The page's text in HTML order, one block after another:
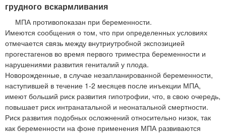
грудного вскармливания
МПА противопоказан при беременности.
Имеются сообщения о том, что при определенных условиях
отмечается связь между внутриутробной экспозицией
прогестагенов во время первого триместра беременности и
нарушениями развития гениталий у плода.
Новорожденные, в случае незапланированной беременности,
наступившей в течение 1-2 месяцев после инъекции МПА,
имеют больший риск развития гипотрофии, что, в свою очередь,
повышает риск интранатальной и неонатальной смертности.
Риск развития подобных осложнений относительно низок, так
как беременности на фоне применения МПА развиваются